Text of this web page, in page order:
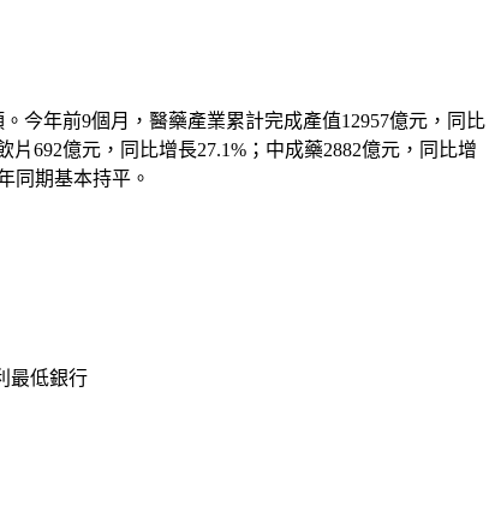
今年前9個月，醫藥產業累計完成產值12957億元，同比
片692億元，同比增長27.1%；中成藥2882億元，同比增
同期基本持平。
最低銀行